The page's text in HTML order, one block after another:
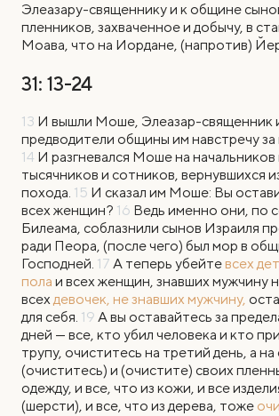
Элеазару-священнику и к общине
пленников, захваченное и добычу, в
Моава, что на Иордане, (напротив)
31: 13-24
13 И вышли Моше, Элеазар-священник
предводители общины им навстречу за
14 И разгневался Моше на начальников
тысячников и сотников, вернувшихся
похода. 15 И сказал им Моше: Вы
всех женщин? 16 Ведь именно они, по
Билеама, соблазнили сынов Израиля
ради Пеора, (после чего) был мор в
Господней. 17 А теперь убейте всех
пола и всех женщин, знавших мужчину
всехдевочек, не знавших мужчину,
для себя. 19 А вы оставайтесь за
дней — все, кто убил человека и кто
трупу, очиститесь на третий день, а
(очиститесь) и (очистите) своих
одежду, и все, что из кожи, и все
(шерсти), и все, что из дерева, тоже